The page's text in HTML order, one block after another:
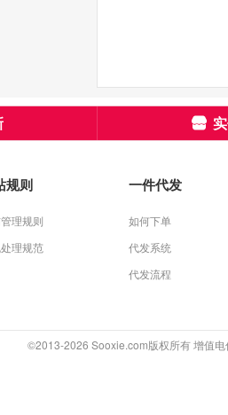
规则
理规则
理规范
一件代发
如何下单
代发系统
代发流程
©2013-2026 Sooxie.com版权所有 增值